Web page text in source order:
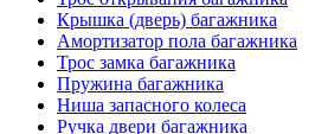
Крышка (дверь) багажника
Амортизатор пола багажника
Трос замка багажника
Пружина багажника
Ниша запасного колеса
Ручка двери багажника